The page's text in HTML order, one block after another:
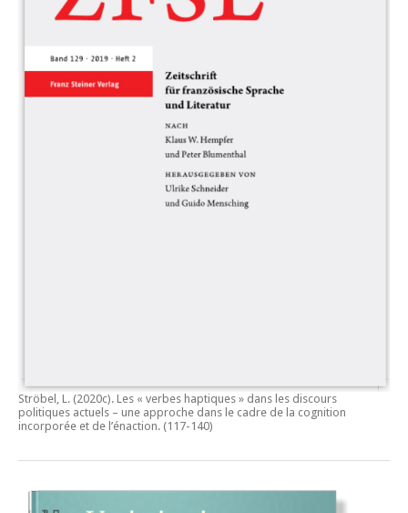
Ströbel, L. (2020c). Les « verbes haptiques » dans les discours
politiques actuels – une approche dans le cadre de la cognition
incorporée et de l’énaction. (117-140)